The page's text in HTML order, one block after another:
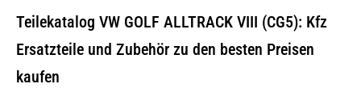
Teilekatalog VW GOLF ALLTRACK VIII (CG5): Kfz
Ersatzteile und Zubehör zu den besten Preisen
kaufen